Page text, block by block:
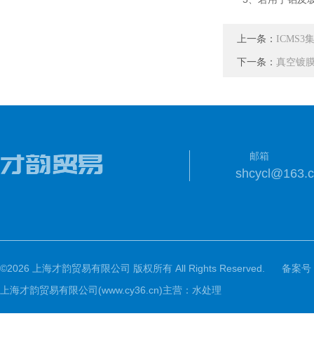
上一条： ICMS3
下一条： 真空镀
邮箱
©2026 上海才韵贸易有限公司 版权所有 All Rights Reserved.
备案号
上海才韵贸易有限公司(www.cy36.cn)主营：水处理